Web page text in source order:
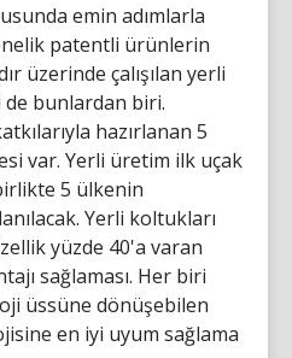
emin adımlarla
patentli ürünlerin
üzerinde çalışılan yerli
bunlardan biri.
hazırlanan 5
var. Yerli üretim ilk uçak
5 ülkenin
Yerli koltukları
yüzde 40'a varan
sağlaması. Her biri
üssüne dönüşebilen
en iyi uyum sağlama